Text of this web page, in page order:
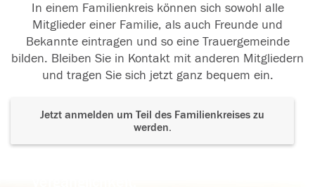
In einem Familienkreis können sich sowohl alle
Mitglieder einer Familie, als auch Freunde und
Bekannte eintragen und so eine Trauergemeinde
bilden. Bleiben Sie in Kontakt mit anderen Mitgliedern
und tragen Sie sich jetzt ganz bequem ein.
Jetzt anmelden um Teil des Familienkreises zu
werden.